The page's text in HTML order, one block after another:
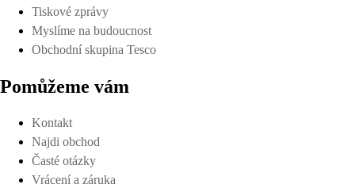
Tiskové zprávy
Myslíme na budoucnost
Obchodní skupina Tesco
Pomůžeme vám
Kontakt
Najdi obchod
Časté otázky
Vrácení a záruka